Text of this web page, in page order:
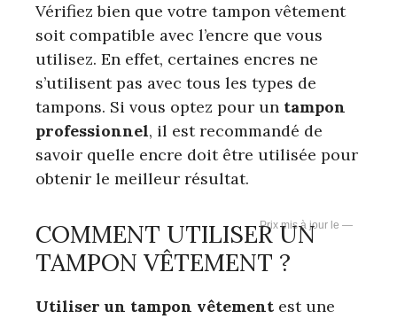
Vérifiez bien que votre tampon vêtement
soit compatible avec l’encre que vous
utilisez. En effet, certaines encres ne
s’utilisent pas avec tous les types de
tampons. Si vous optez pour un tampon
professionnel, il est recommandé de
savoir quelle encre doit être utilisée pour
obtenir le meilleur résultat.
—
COMMENT UTILISER UN
TAMPON VÊTEMENT ?
Utiliser un tampon vêtement est une